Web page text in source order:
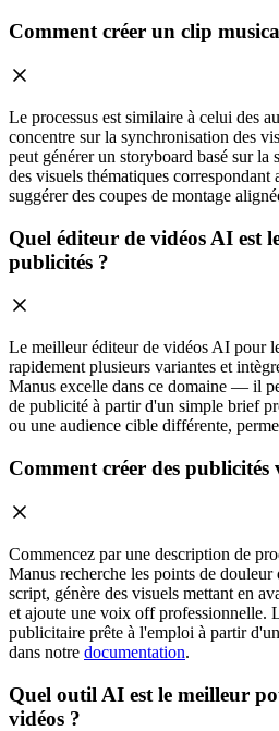
Comment créer un clip
Le processus est similaire à celui des
concentre sur la synchronisation des
peut générer un storyboard basé sur la
des visuels thématiques correspondant
suggérer des coupes de montage
Quel éditeur de vidéos AI est
publicités ?
Le meilleur éditeur de vidéos AI pour
rapidement plusieurs variantes et
Manus excelle dans ce domaine — il
de publicité à partir d'un simple brief
ou une audience cible différente,
Comment créer des publicités
Commencez par une description de
Manus recherche les points de
script, génère des visuels mettant en
et ajoute une voix off professionnelle.
publicitaire prête à l'emploi à partir
dans notre documentation.
Quel outil AI est le meilleur
vidéos ?